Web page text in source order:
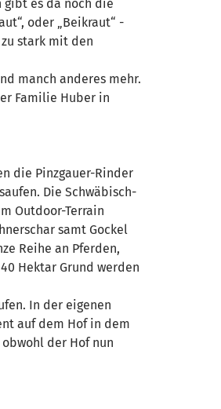
gibt es da noch die
oder „Beikraut“ -
stark mit den
manch anderes mehr.
Familie Huber in
die Pinzgauer-Rinder
Die Schwäbisch-
Outdoor-Terrain
samt Gockel
Reihe an Pferden,
Hektar Grund werden
In der eigenen
auf dem Hof in dem
der Hof nun